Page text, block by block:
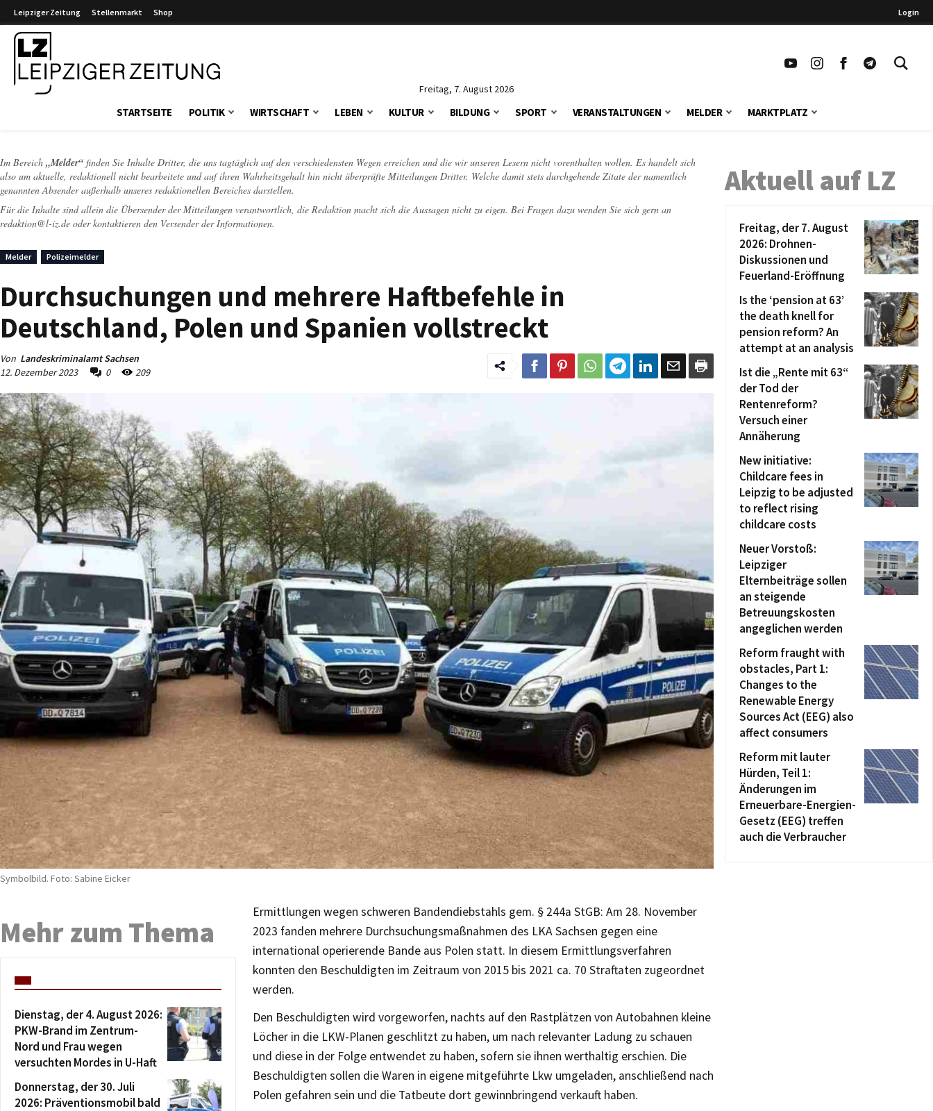
Leipziger Zeitung Stellenmarkt Shop Login
Freitag, 7. August 2026
STARTSEITE POLITIK WIRTSCHAFT LEBEN KULTUR BILDUNG SPORT VERANSTALTUNGEN MELDER MARKTPLATZ
Im Bereich „Melder“ finden Sie Inhalte Dritter, die uns tagtäglich auf den verschiedensten Wegen erreichen und die wir unseren Lesern nicht vorenthalten wollen. Es handelt sich
also um aktuelle, redaktionell nicht bearbeitete und auf ihren Wahrheitsgehalt hin nicht überprüfte Mitteilungen Dritter. Welche damit stets durchgehende Zitate der namentlich
genannten Absender außerhalb unseres redaktionellen Bereiches darstellen.
Für die Inhalte sind allein die Übersender der Mitteilungen verantwortlich, die Redaktion macht sich die Aussagen nicht zu eigen. Bei Fragen dazu wenden Sie sich gern an
redaktion@l-iz.de oder kontaktieren den Versender der Informationen.
Melder Polizeimelder
Durchsuchungen und mehrere Haftbefehle in
Deutschland, Polen und Spanien vollstreckt
Von Landeskriminalamt Sachsen
12. Dezember 2023
0 209
Symbolbild. Foto: Sabine Eicker
Ermittlungen wegen schweren Bandendiebstahls gem. § 244a StGB: Am 28. November
2023 fanden mehrere Durchsuchungsmaßnahmen des LKA Sachsen gegen eine
international operierende Bande aus Polen statt. In diesem Ermittlungsverfahren
konnten den Beschuldigten im Zeitraum von 2015 bis 2021 ca. 70 Straftaten zugeordnet
werden.
Den Beschuldigten wird vorgeworfen, nachts auf den Rastplätzen von Autobahnen kleine
Löcher in die LKW-Planen geschlitzt zu haben, um nach relevanter Ladung zu schauen
und diese in der Folge entwendet zu haben, sofern sie ihnen werthaltig erschien. Die
Beschuldigten sollen die Waren in eigene mitgeführte Lkw umgeladen, anschließend nach
Polen gefahren sein und die Tatbeute dort gewinnbringend verkauft haben.
Mehr zum Thema
Dienstag, der 4. August 2026:
PKW-Brand im Zentrum-
Nord und Frau wegen
versuchten Mordes in U-Haft
Donnerstag, der 30. Juli
2026: Präventionsmobil bald
Aktuell auf LZ
Freitag, der 7. August
2026: Drohnen-
Diskussionen und
Feuerland-Eröffnung
Is the ‘pension at 63’
the death knell for
pension reform? An
attempt at an analysis
Ist die „Rente mit 63“
der Tod der
Rentenreform?
Versuch einer
Annäherung
New initiative:
Childcare fees in
Leipzig to be adjusted
to reflect rising
childcare costs
Neuer Vorstoß:
Leipziger
Elternbeiträge sollen
an steigende
Betreuungskosten
angeglichen werden
Reform fraught with
obstacles, Part 1:
Changes to the
Renewable Energy
Sources Act (EEG) also
affect consumers
Reform mit lauter
Hürden, Teil 1:
Änderungen im
Erneuerbare-Energien-
Gesetz (EEG) treffen
auch die Verbraucher